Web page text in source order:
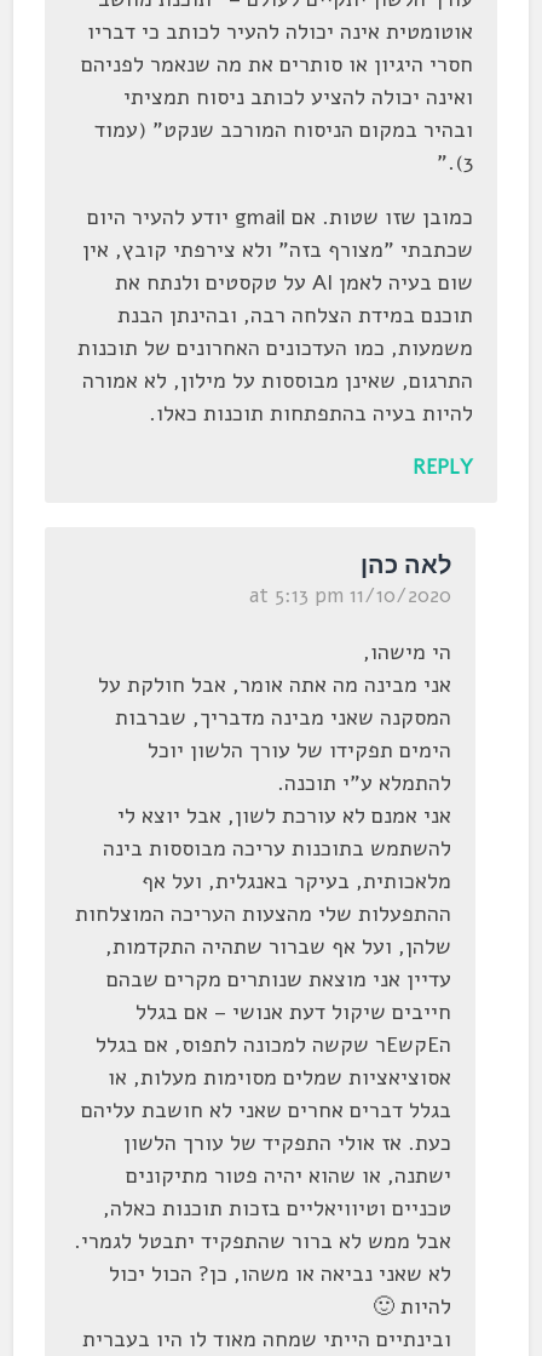
אוטומטית אינה יכולה להעיר לכותב כי דבריו
חסרי היגיון או סותרים את מה שנאמר לפניהם
ואינה יכולה להציע לכותב ניסוח תמציתי
ובהיר במקום הניסוח המורכב שנקט" (עמוד
3)."
כמובן שזו שטות. אם gmail יודע להעיר היום
שכתבתי "מצורף בזה" ולא צירפתי קובץ, אין
שום בעיה לאמן AI על טקסטים ולנתח את
תוכנם במידת הצלחה רבה, ובהינתן הבנת
משמעות, כמו העדכונים האחרונים של תוכנות
התרגום, שאינן מבוססות על מילון, לא אמורה
להיות בעיה בהתפתחות תוכנות כאלו.
REPLY
לאה כהן
11/10/2020 at 5:13 pm
הי מישהו,
אני מבינה מה אתה אומר, אבל חולקת על
המסקנה שאני מבינה מדבריך, שברבות
הימים תפקידו של עורך הלשון יוכל
להתמלא ע"י תוכנה.
אני אמנם לא עורכת לשון, אבל יוצא לי
להשתמש בתוכנות עריכה מבוססות בינה
מלאכותית, בעיקר באנגלית, ועל אף
ההתפעלות שלי מהצעות העריכה המוצלחות
שלהן, ועל אף שברור שתהיה התקדמות,
עדיין אני מוצאת שנותרים מקרים שבהם
חייבים שיקול דעת אנושי – אם בגלל
הEקשEר שקשה למכונה לתפוס, אם בגלל
אסוציאציות שמלים מסוימות מעלות, או
בגלל דברים אחרים שאני לא חושבת עליהם
כעת. אז אולי התפקיד של עורך הלשון
ישתנה, או שהוא יהיה פטור מתיקונים
טכניים וטיוויאליים בזכות תוכנות כאלה,
אבל ממש לא ברור שהתפקיד יתבטל לגמרי.
לא שאני נביאה או משהו, כן? הכול יכול
להיות 🙂
ובינתיים הייתי שמחה מאוד לו היו בעברית